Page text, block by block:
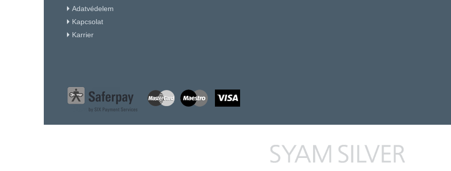
Adatvédelem
Kapcsolat
Karrier